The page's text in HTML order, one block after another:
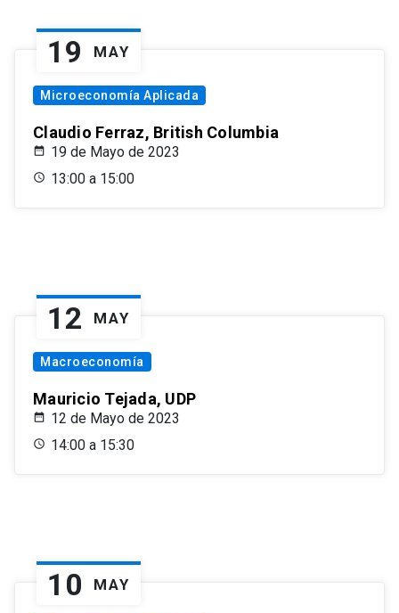
19 MAY
Microeconomía Aplicada
Claudio Ferraz, British Columbia
19 de Mayo de 2023
13:00 a 15:00
12 MAY
Macroeconomía
Mauricio Tejada, UDP
12 de Mayo de 2023
14:00 a 15:30
10 MAY